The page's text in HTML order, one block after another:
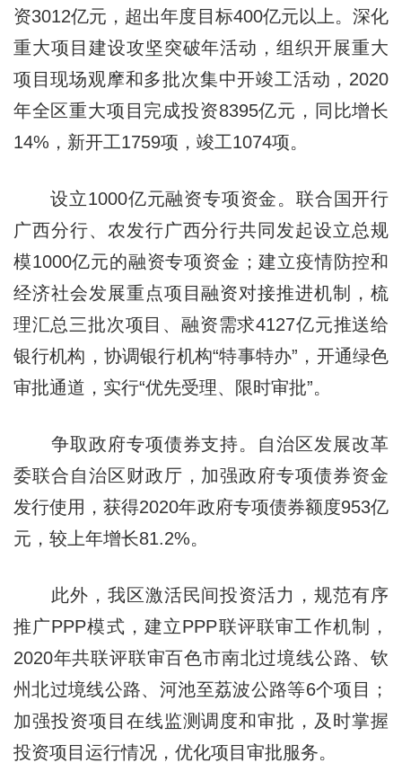
资3012亿元，超出年度目标400亿元以上。深化
重大项目建设攻坚突破年活动，组织开展重大
项目现场观摩和多批次集中开竣工活动，2020
年全区重大项目完成投资8395亿元，同比增长
14%，新开工1759项，竣工1074项。
设立1000亿元融资专项资金。联合国开行
广西分行、农发行广西分行共同发起设立总规
模1000亿元的融资专项资金；建立疫情防控和
经济社会发展重点项目融资对接推进机制，梳
理汇总三批次项目、融资需求4127亿元推送给
银行机构，协调银行机构“特事特办”，开通绿色
审批通道，实行“优先受理、限时审批”。
争取政府专项债券支持。自治区发展改革
委联合自治区财政厅，加强政府专项债券资金
发行使用，获得2020年政府专项债券额度953亿
元，较上年增长81.2%。
此外，我区激活民间投资活力，规范有序
推广PPP模式，建立PPP联评联审工作机制，
2020年共联评联审百色市南北过境线公路、钦
州北过境线公路、河池至荔波公路等6个项目；
加强投资项目在线监测调度和审批，及时掌握
投资项目运行情况，优化项目审批服务。